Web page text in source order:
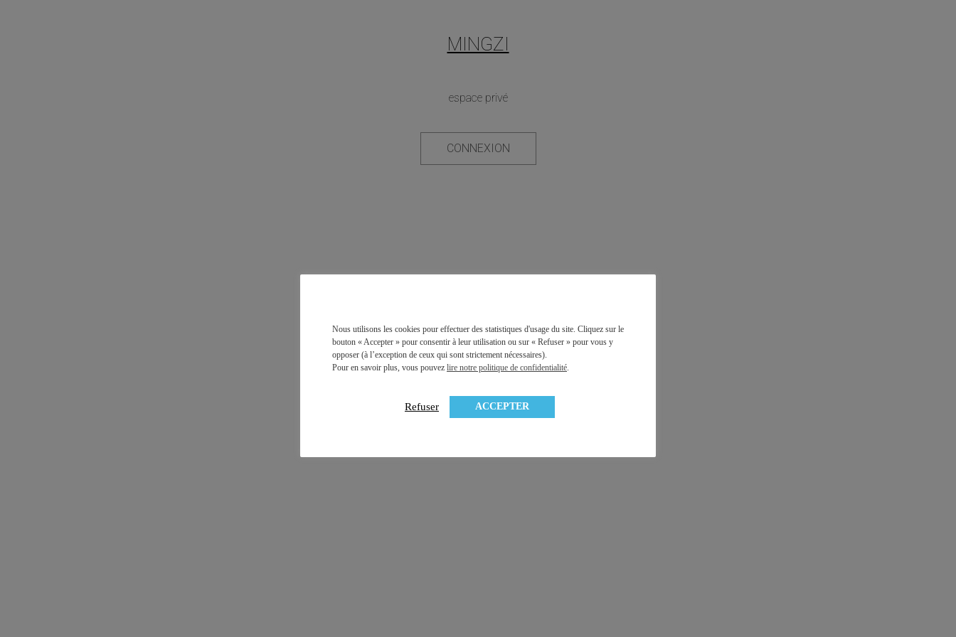
MINGZI
espace privé
CONNEXION
Nous utilisons les cookies pour effectuer des statistiques d'usage du site. Cliquez sur le
bouton « Accepter » pour consentir à leur utilisation ou sur « Refuser » pour vous y
opposer (à l’exception de ceux qui sont strictement nécessaires).
Pour en savoir plus, vous pouvez lire notre politique de confidentialité
Refuser ACCEPTER